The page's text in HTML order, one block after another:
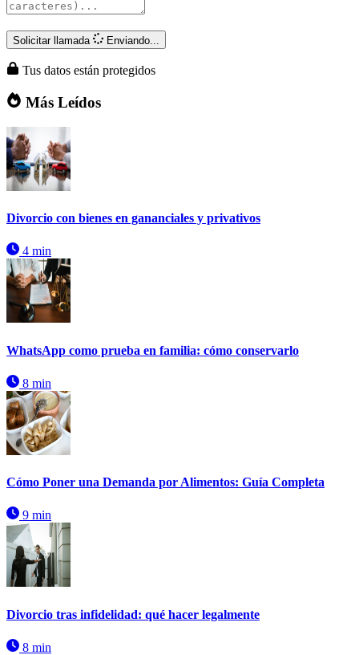
Solicitar llamada Enviando...
Tus datos están protegidos
Más Leídos
Divorcio con bienes en gananciales y privativos
4 min
WhatsApp como prueba en familia: cómo conservarlo
8 min
Cómo Poner una Demanda por Alimentos: Guía Completa
9 min
Divorcio tras infidelidad: qué hacer legalmente
8 min